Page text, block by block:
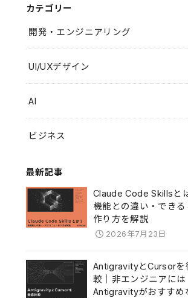
カテゴリー
開発・エンジニアリング
UI/UXデザイン
AI
ビジネス
最新記事
Claude Code Skillsと
機能との違い・できる
作り方を解説
2026年7月23日
AntigravityとCursorを
較｜非エンジニアには
Antigravityがおすすめ